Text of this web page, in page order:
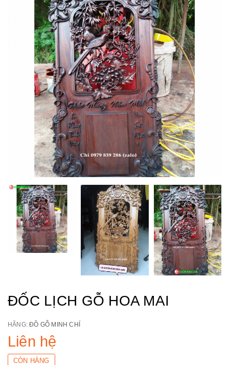
ĐỐC LỊCH GỖ HOA MAI
HÃNG:ĐỒ GỖ MINH CHÍ
Liên hệ
CÒN HÀNG